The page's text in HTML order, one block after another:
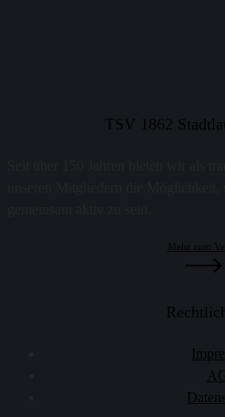
TSV 1862
Mehr zum